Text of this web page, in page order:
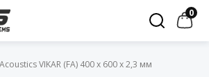
0
VIKAR (FA) 400 х 600 х 2,3 мм